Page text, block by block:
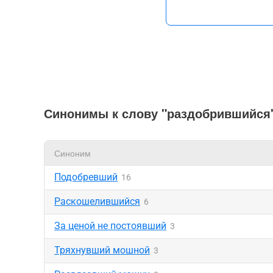
Синонимы к слову
Синоним
Подобревший 16
Раскошелившийся 6
За ценой не постоявший 3
Тряхнувший мошной 3